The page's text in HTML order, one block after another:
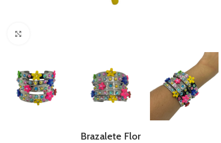
Brazalete Flor